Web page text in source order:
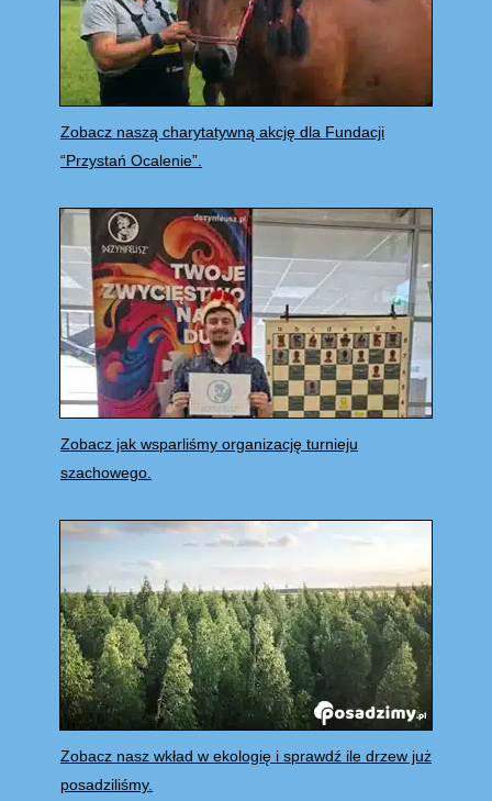
Zobacz naszą charytatywną akcję dla Fundacji
“Przystań Ocalenie”.
Zobacz jak wsparliśmy organizację turnieju
szachowego.
Zobacz nasz wkład w ekologię i sprawdź ile drzew już
posadziliśmy.